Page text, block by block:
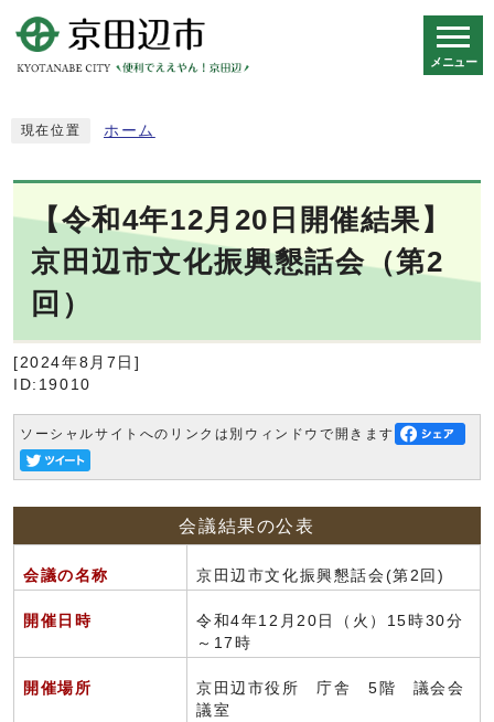
メニュー
現在位置 ホーム
【令和4年12月20日開催結果】
京田辺市文化振興懇話会（第2
回）
[2024年8月7日]
ID:19010
ソーシャルサイトへのリンクは別ウィンドウで開きます
会議結果の公表
会議の名称 京田辺市文化振興懇話会(第2回)
開催日時
令和4年12月20日（火）15時30分
～17時
開催場所
京田辺市役所 庁舎 5階 議会会
議室